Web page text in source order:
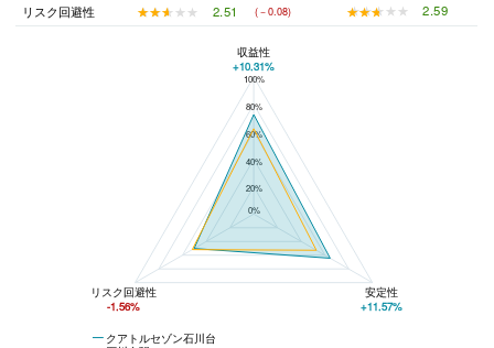
リスク回避性
★★★★★
★★★★★ 2.51 (－0.08) ★★★★★
★★★★★ 2.59
クアトルセゾン石川台と石川台駅の平均値の総合評価の比較
100%
80%
60%
40%
20%
0%
クアトルセゾン石川台
収益性
+10.31%
リスク回避性
-1.56%
安定性
+11.57%